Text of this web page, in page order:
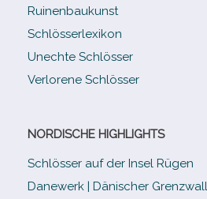
Ruinenbaukunst
Schlösserlexikon
Unechte Schlösser
Verlorene Schlösser
NORDISCHE HIGHLIGHTS
Schlösser auf der Insel Rügen
Danewerk | Dänischer Grenzwall